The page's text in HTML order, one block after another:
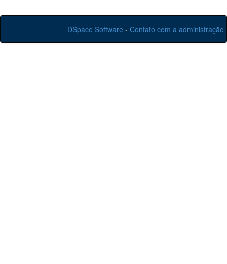
DSpace Software - Contato com a administração